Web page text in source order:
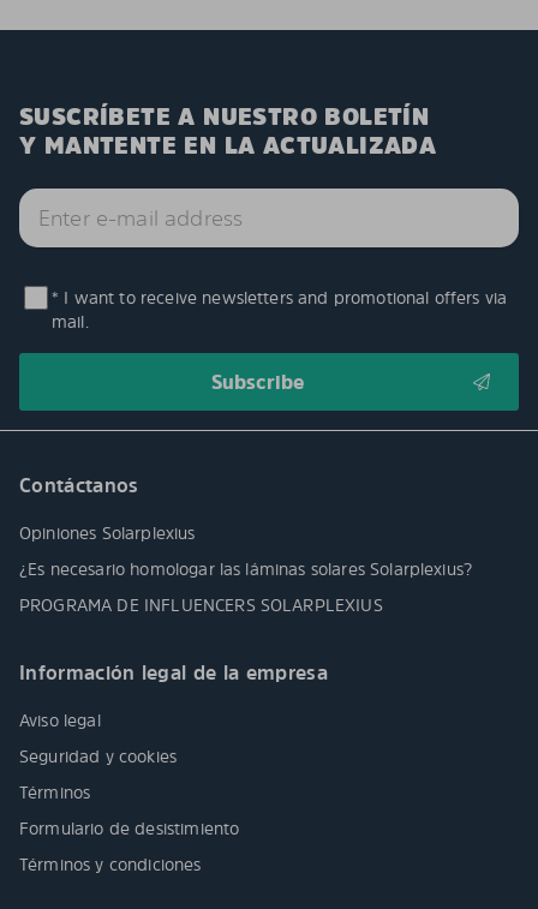
SUSCRÍBETE A NUESTRO BOLETÍN
Y MANTENTE EN LA ACTUALIZADA
* I want to receive newsletters and promotional offers via
mail.
Contáctanos
Opiniones Solarplexius
¿Es necesario homologar las láminas solares Solarplexius?
PROGRAMA DE INFLUENCERS SOLARPLEXIUS
Información legal de la empresa
Aviso legal
Seguridad y cookies
Términos
Formulario de desistimiento
Términos y condiciones